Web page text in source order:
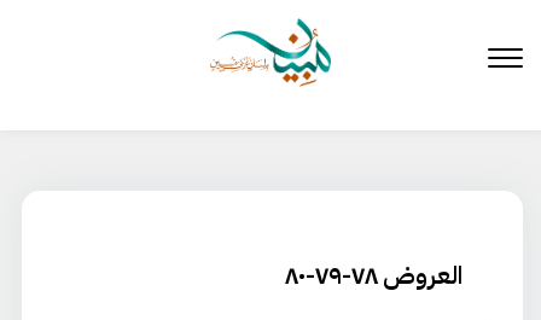
المحتوى
العروض ٧٨-٧٩-٨٠